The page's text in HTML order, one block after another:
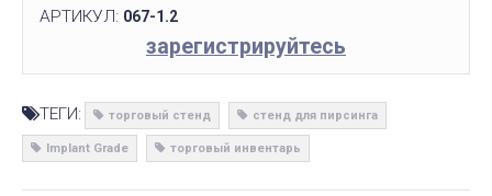
АРТИКУЛ: 067-1.2
зарегистрируйтесь
ТЕГИ: торговый стенд стенд для пирсинга
Implant Grade торговый инвентарь